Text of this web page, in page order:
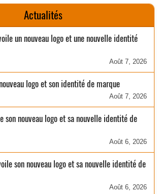
Actualités
un nouveau logo et une nouvelle identité
Août 7, 2026
logo et son identité de marque
Août 7, 2026
son nouveau logo et sa nouvelle identité de
Août 6, 2026
son nouveau logo et sa nouvelle identité de
Août 6, 2026